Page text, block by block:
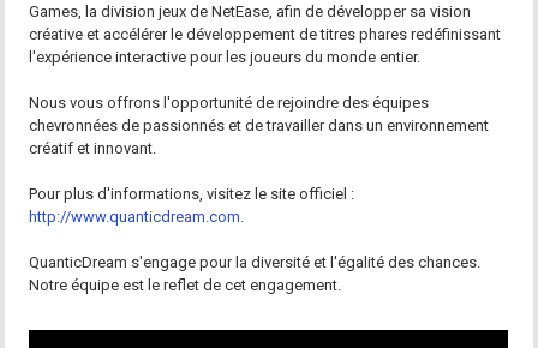
Games, la division jeux de NetEase, afin de développer sa vision
créative et accélérer le développement de titres phares redéfinissant
l'expérience interactive pour les joueurs du monde entier.
Nous vous offrons l'opportunité de rejoindre des équipes
chevronnées de passionnés et de travailler dans un environnement
créatif et innovant.
Pour plus d'informations, visitez le site officiel :
http://www.quanticdream.com.
QuanticDream s'engage pour la diversité et l'égalité des chances.
Notre équipe est le reflet de cet engagement.